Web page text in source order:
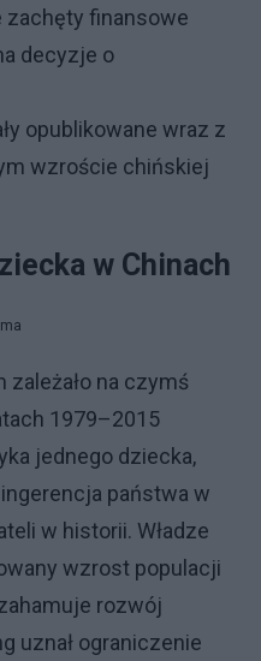
zachęty finansowe
decyzje o
opublikowane wraz z
wzroście chińskiej
w Chinach
na czymś
1979–2015
jednego dziecka,
państwa w
w historii. Władze
wzrost populacji
rozwój
uznał ograniczenie